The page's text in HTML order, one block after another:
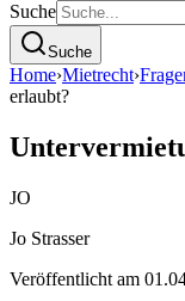
Suche
Suche
Home›Mietrecht›
erlaubt?
JO
Jo Strasser
Veröffentlicht am